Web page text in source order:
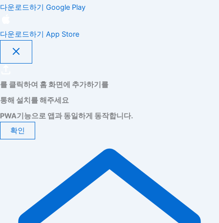
다운로드하기 Google Play
다운로드하기 App Store
를 클릭하여 홈 화면에 추가하기를
통해 설치를 해주세요
PWA기능으로 앱과 동일하게 동작합니다.
확인